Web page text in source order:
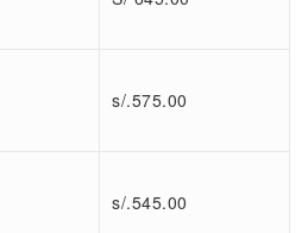
s/.575.00
s/.545.00